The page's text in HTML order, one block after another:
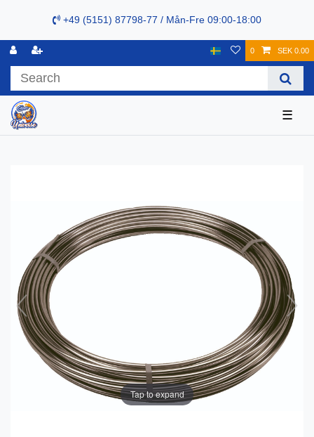
+49 (5151) 87798-77 / Mån-Fre 09:00-18:00
0 SEK 0.00
☰
Tap to expand